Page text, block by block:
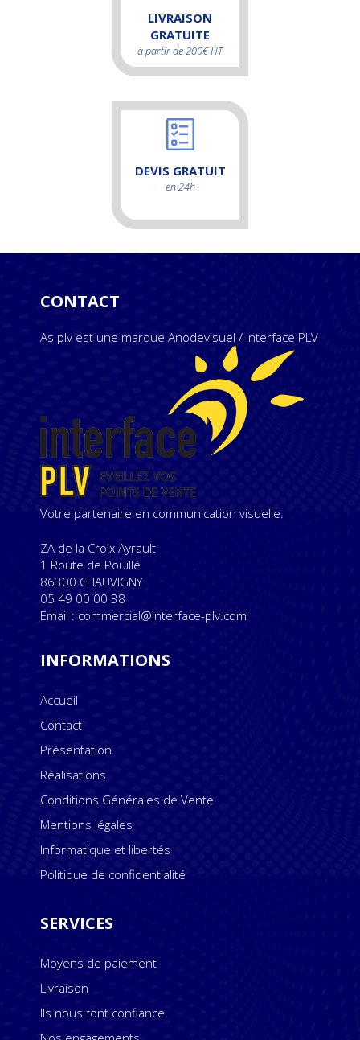
LIVRAISON
GRATUITE
à partir de 200€ HT
DEVIS GRATUIT
en 24h
CONTACT
As plv est une marque Anodevisuel / Interface PLV
Votre partenaire en communication visuelle.
ZA de la Croix Ayrault
1 Route de Pouillé
86300 CHAUVIGNY
05 49 00 00 38
Email : commercial@interface-plv.com
INFORMATIONS
Accueil
Contact
Présentation
Réalisations
Conditions Générales de Vente
Mentions légales
Informatique et libertés
Politique de confidentialité
SERVICES
Moyens de paiement
Livraison
Ils nous font confiance